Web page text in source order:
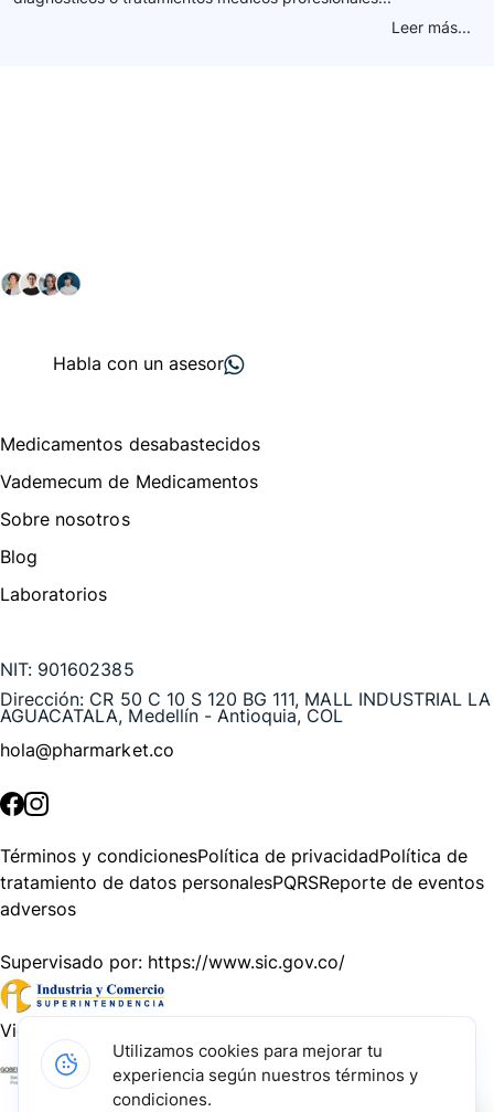
Leer más...
Habla con un asesor
Medicamentos desabastecidos
Vademecum de Medicamentos
Sobre nosotros
Blog
Laboratorios
NIT: 901602385
Dirección: CR 50 C 10 S 120 BG 111, MALL INDUSTRIAL LA
AGUACATALA, Medellín - Antioquia, COL
hola@pharmarket.co
Términos y condicionesPolítica de privacidadPolítica de
tratamiento de datos personalesPQRSReporte de eventos
adversos
Supervisado por: https://www.sic.gov.co/
Vigilado por:
Gracias a nuestros impulsadores, podemos presentarte la
Utilizamos cookies para mejorar tu
experiencia según nuestros términos y
condiciones.